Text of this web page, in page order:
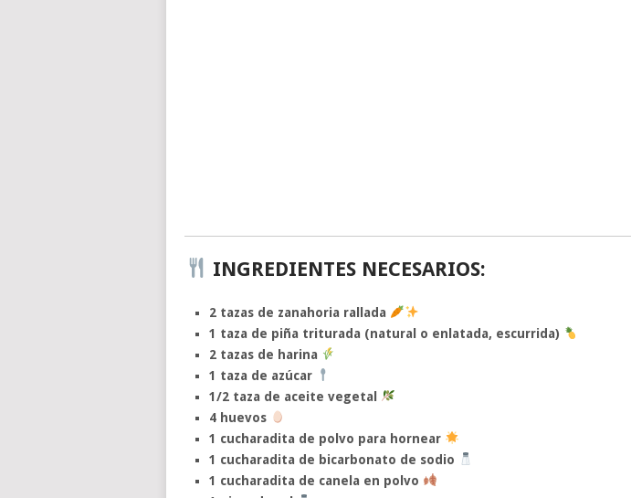
INGREDIENTES NECESARIOS:
2 tazas de zanahoria rallada
1 taza de piña triturada (natural o enlatada, escurrida)
2 tazas de harina
1 taza de azúcar
1/2 taza de aceite vegetal
4 huevos
1 cucharadita de polvo para hornear
1 cucharadita de bicarbonato de sodio
1 cucharadita de canela en polvo